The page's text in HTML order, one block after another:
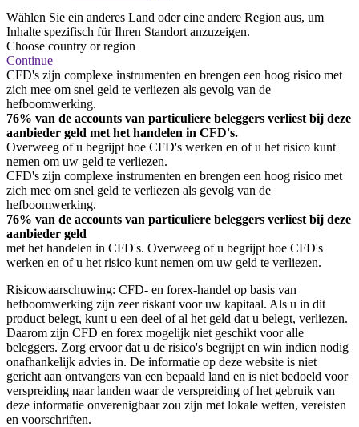
Wählen Sie ein anderes Land oder eine andere Region aus, um
Inhalte spezifisch für Ihren Standort anzuzeigen.
Choose country or region
Continue
CFD's zijn complexe instrumenten en brengen een hoog risico met
zich mee om snel geld te verliezen als gevolg van de
hefboomwerking.
76% van de accounts van particuliere beleggers verliest bij deze
aanbieder geld met het handelen in CFD's.
Overweeg of u begrijpt hoe CFD's werken en of u het risico kunt
nemen om uw geld te verliezen.
CFD's zijn complexe instrumenten en brengen een hoog risico met
zich mee om snel geld te verliezen als gevolg van de
hefboomwerking.
76% van de accounts van particuliere beleggers verliest bij deze
aanbieder geld
met het handelen in CFD's. Overweeg of u begrijpt hoe CFD's
werken en of u het risico kunt nemen om uw geld te verliezen.
Risicowaarschuwing: CFD- en forex-handel op basis van
hefboomwerking zijn zeer riskant voor uw kapitaal. Als u in dit
product belegt, kunt u een deel of al het geld dat u belegt, verliezen.
Daarom zijn CFD en forex mogelijk niet geschikt voor alle
beleggers. Zorg ervoor dat u de risico's begrijpt en win indien nodig
onafhankelijk advies in. De informatie op deze website is niet
gericht aan ontvangers van een bepaald land en is niet bedoeld voor
verspreiding naar landen waar de verspreiding of het gebruik van
deze informatie onverenigbaar zou zijn met lokale wetten, vereisten
en voorschriften.